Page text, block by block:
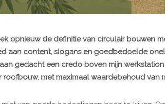
opnieuw de definitie van circulair bouwen
aan content, slogans en goedbedoelde
gedacht een credo boven mijn
met maximaal waardebehoud van